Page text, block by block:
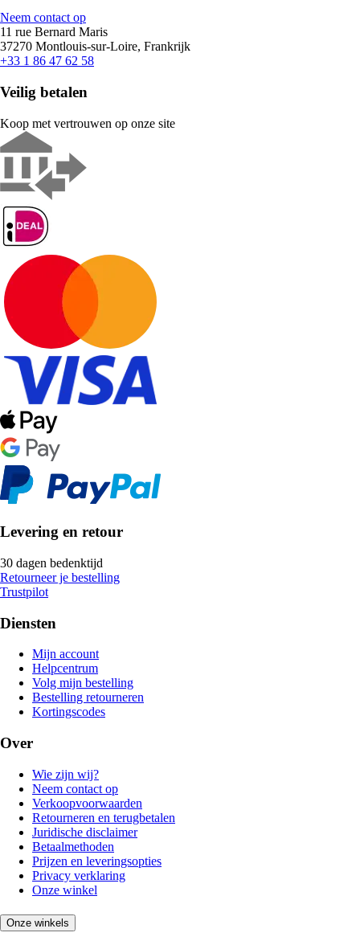
Neem contact op
11 rue Bernard Maris
37270 Montlouis-sur-Loire, Frankrijk
+33 1 86 47 62 58
Veilig betalen
Koop met vertrouwen op onze site
Levering en retour
30 dagen bedenktijd
Retourneer je bestelling
Trustpilot
Diensten
Mijn account
Helpcentrum
Volg mijn bestelling
Bestelling retourneren
Kortingscodes
Over
Wie zijn wij?
Neem contact op
Verkoopvoorwaarden
Retourneren en terugbetalen
Juridische disclaimer
Betaalmethoden
Prijzen en leveringsopties
Privacy verklaring
Onze winkel
Onze winkels